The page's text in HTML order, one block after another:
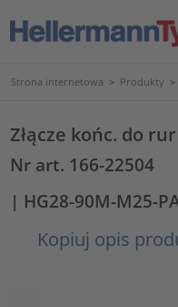
Strona internetowa > Produkty >
Złącze końc. do
Nr art. 166-22504
| HG28-90M-M25-
Kopiuj opis